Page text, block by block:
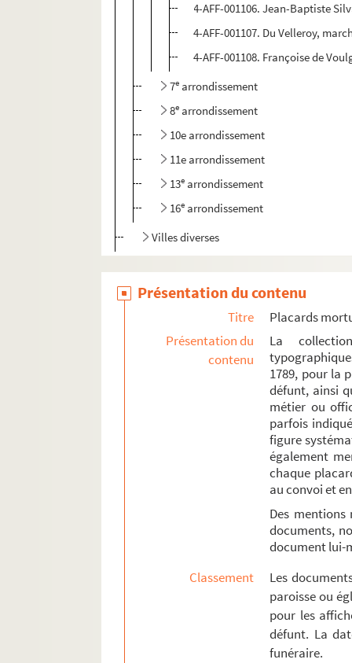
4-AFF-001106. Jean-Baptiste
4-AFF-001107. Du Velleroy,
4-AFF-001108. Françoise de
7e arrondissement
8e arrondissement
10e arrondissement
11e arrondissement
13e arrondissement
16e arrondissement
Villes diverses
Religion
Ventes immobilières et mobilières
Affiches diverses
Présentation du contenu
Titre
Placards
Présentation du
contenu
La
1789, pour la
défunt, ainsi
métier ou
parfois
figure
également
chaque
au convoi et
Des
documents,
document lui-
Classement
Les
paroisse ou
pour les
défunt. La
funéraire.